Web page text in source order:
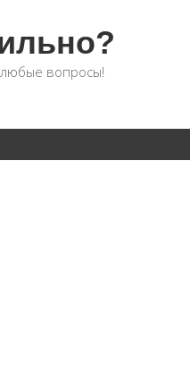
вопросы!